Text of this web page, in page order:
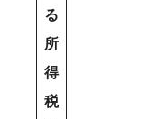
る
所
得
税